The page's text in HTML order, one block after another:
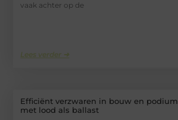
vaak achter op de
Lees verder ➜
Efficiënt verzwaren in bouw en podium
met lood als ballast